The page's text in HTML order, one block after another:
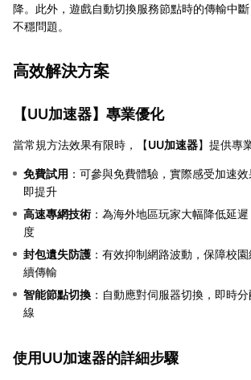
降。此外，遊戲自動切換服務節點時的傳輸中
不穩問題。
高效解決方案
【UU加速器】專業優化
當常規方法效果有限時，【UU加速器】提供專
免費試用 ：可參與免費體驗，實際感受加速
即提升
高速專網技術 ：為海外地區玩家大幅降低延
度
封包遺失防護 ：有效抑制網路波動，保障校
續傳輸
智能節點切換 ：自動應對伺服器切換，即時
線
使用UU加速器的詳細步驟